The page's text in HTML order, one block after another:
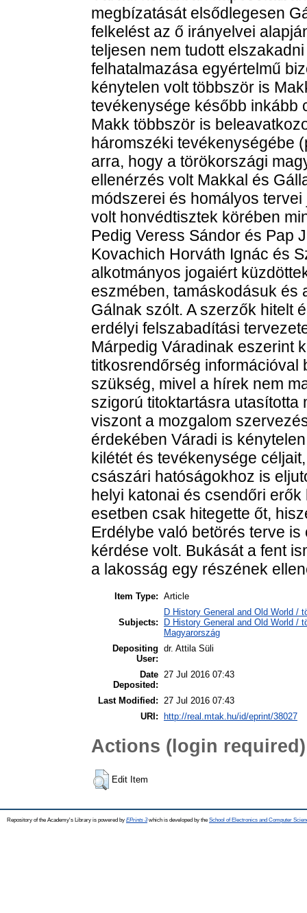
megbízatását elsődlegesen
felkelést az ő irányelvei
teljesen nem tudott
felhatalmazása egyértelmű
kénytelen volt többször is
tevékenysége később inkább
Makk többször is
háromszéki tevékenységébe
arra, hogy a törökországi
ellenérzés volt Makkal és
módszerei és homályos
volt honvédtisztek körében
Pedig Veress Sándor és Pap
Kovachich Horváth Ignác és
alkotmányos jogaiért
eszmében, tamáskodásuk és
Gálnak szólt. A szerzők hitelt
erdélyi felszabadítási
Márpedig Váradinak eszerint
titkosrendőrség információval
szükség, mivel a hírek nem
szigorú titoktartásra utasította
viszont a mozgalom
érdekében Váradi is
kilétét és tevékenysége
császári hatóságokhoz is
helyi katonai és csendőri
esetben csak hitegette őt,
Erdélybe való betörés terve
kérdése volt. Bukását a fent
a lakosság egy részének
Item Type: Article
Subjects:
D History General and Old World /
D History General and Old World /
Magyarország
Depositing
User:
dr. Attila Süli
Date
Deposited:
27 Jul 2016 07:43
Last Modified:
27 Jul 2016 07:43
URI: http://real.mtak.hu/id/eprint/38027
Actions (login required)
Edit Item
Repository of the Academy's Library is powered by EPrints 3which is developed by the School of Electronics and Computer